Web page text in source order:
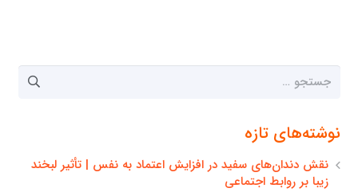
جستجو
نوشته‌های تازه
نقش دندان‌های سفید در افزایش اعتماد به نفس | تأثیر لبخند
زیبا بر روابط اجتماعی